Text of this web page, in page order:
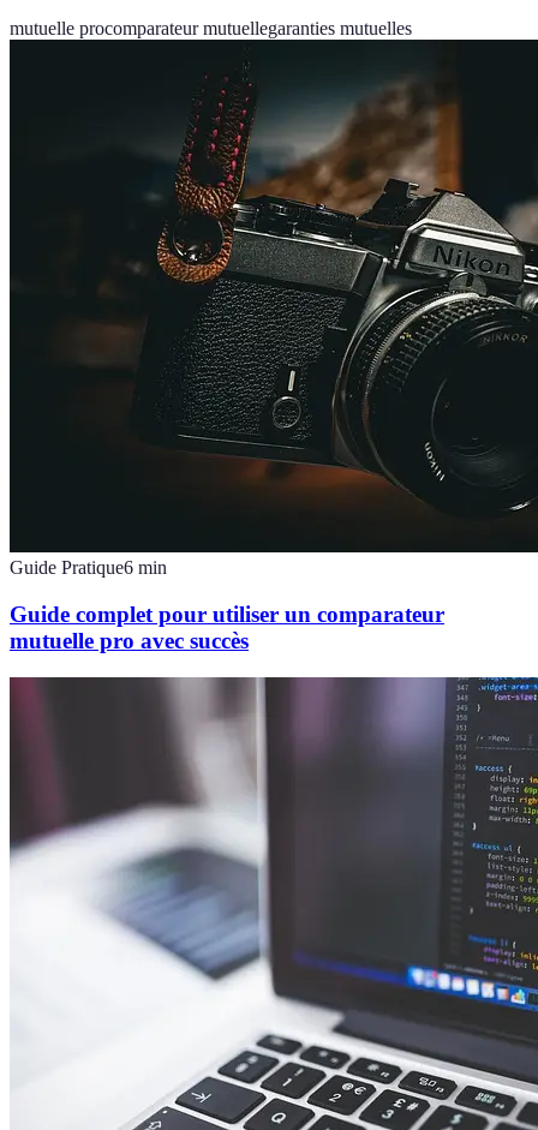
mutuelle procomparateur mutuellegaranties mutuelles
Guide Pratique6 min
Guide complet pour utiliser un comparateur
mutuelle pro avec succès